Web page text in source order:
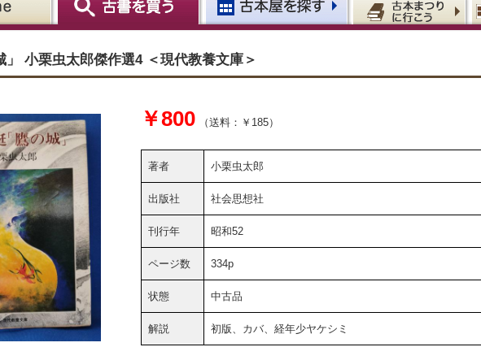
」 小栗虫太郎傑作選4 ＜現代教養文庫＞
￥800 （送料：￥185）
著者 小栗虫太郎
出版社 社会思想社
刊行年 昭和52
ページ数 334p
状態 中古品
解説 初版、カバ、経年少ヤケシミ